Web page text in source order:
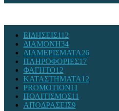
ΕΙΔΗΣΕΙΣ112
ΔΙΑΜΟΝΗ34
ΔΙΑΜΕΡΙΣΜΑΤΑ26
ΠΛΗΡΟΦΟΡΙΕΣ17
ΦΑΓΗΤΟ12
ΚΑΤΑΣΤΗΜΑΤΑ12
PROMOTION11
ΠΟΛΙΤΙΣΜΟΣ11
ΑΠΟΔΡΑΣΕΙΣ9